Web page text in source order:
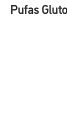
Pufas